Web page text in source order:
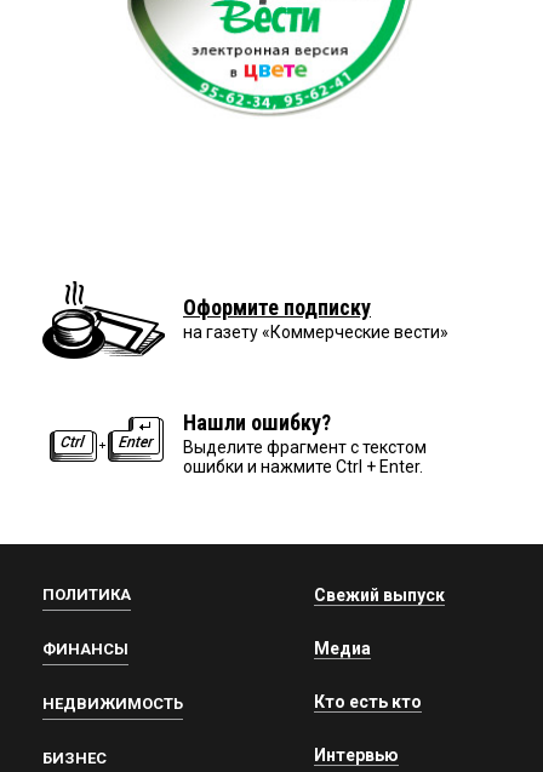
Оформите подписку
на газету «Коммерческие вести»
Нашли ошибку?
Выделите фрагмент с текстом
ошибки и нажмите Ctrl + Enter.
ПОЛИТИКА
ФИНАНСЫ
НЕДВИЖИМОСТЬ
БИЗНЕС
Свежий выпуск
Медиа
Кто есть кто
Интервью